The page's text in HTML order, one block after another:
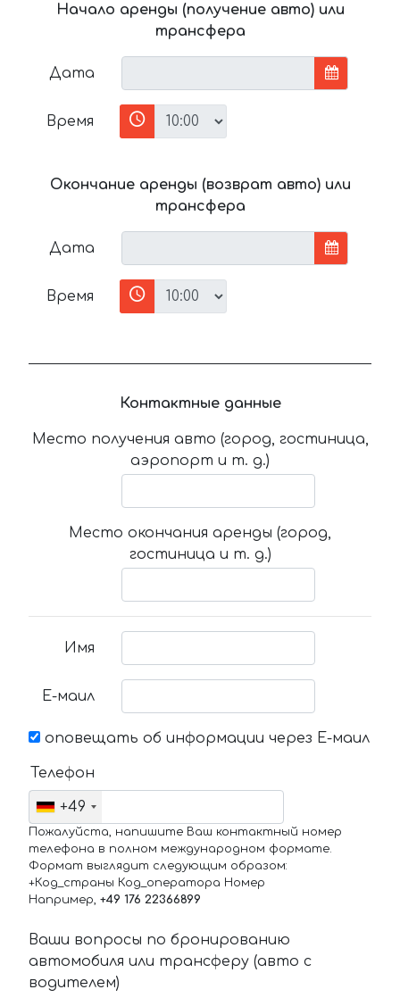
Начало аренды (получение авто) или
трансфера
Дата
Время
Окончание аренды (возврат авто) или
трансфера
Дата
Время
Контактные данные
Место получения авто (город, гостиница,
аэропорт и т. д.)
Место окончания аренды (город,
гостиница и т. д.)
Имя
Е-маил
оповещать об информации через Е-маил
Телефон
+49
Пожалуйста, напишите Ваш контактный номер
телефона в полном международном формате.
Формат выглядит следующим образом:
+Код_страны Код_оператора Номер
Например, +49 176 22366899
Ваши вопросы по бронированию
автомобиля или трансферу (авто с
водителем)